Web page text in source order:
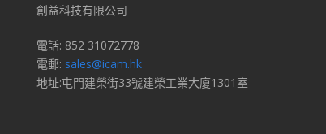
創益科技有限公司
電話: 852 31072778
電郵: sales@icam.hk
地址:屯門建榮街33號建榮工業大廈1301室